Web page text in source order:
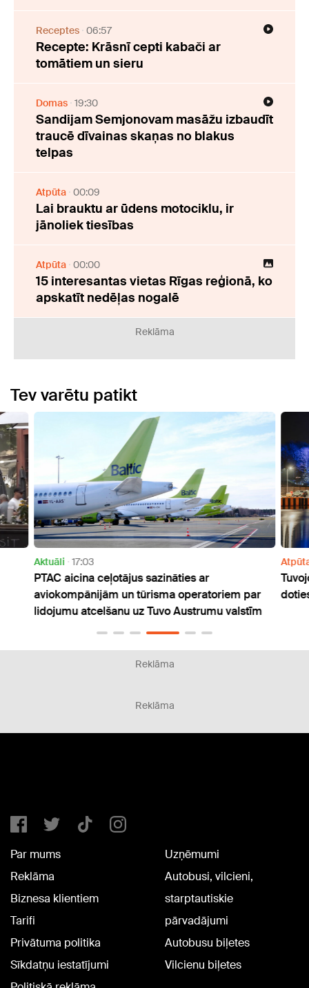
Receptes 06:57
Recepte: Krāsnī cepti kabači ar
tomātiem un sieru
Domas 19:30
Sandijam Semjonovam masāžu izbaudīt
traucē dīvainas skaņas no blakus
telpas
Atpūta 00:09
Lai brauktu ar ūdens motociklu, ir
jānoliek tiesības
Atpūta 00:00
15 interesantas vietas Rīgas reģionā, ko
apskatīt nedēļas nogalē
Reklāma
Tev varētu patikt
Aktuāli 17:03
PTAC aicina ceļotājus sazināties ar
aviokompānijām un tūrisma operatoriem par
lidojumu atcelšanu uz Tuvo Austrumu valstīm
Reklāma
Reklāma
Par mums
Reklāma
Biznesa klientiem
Tarifi
Privātuma politika
Sīkdatņu iestatījumi
Uzņēmumi
Autobusi, vilcieni,
starptautiskie
pārvadājumi
Autobusu biļetes
Vilcienu biļetes